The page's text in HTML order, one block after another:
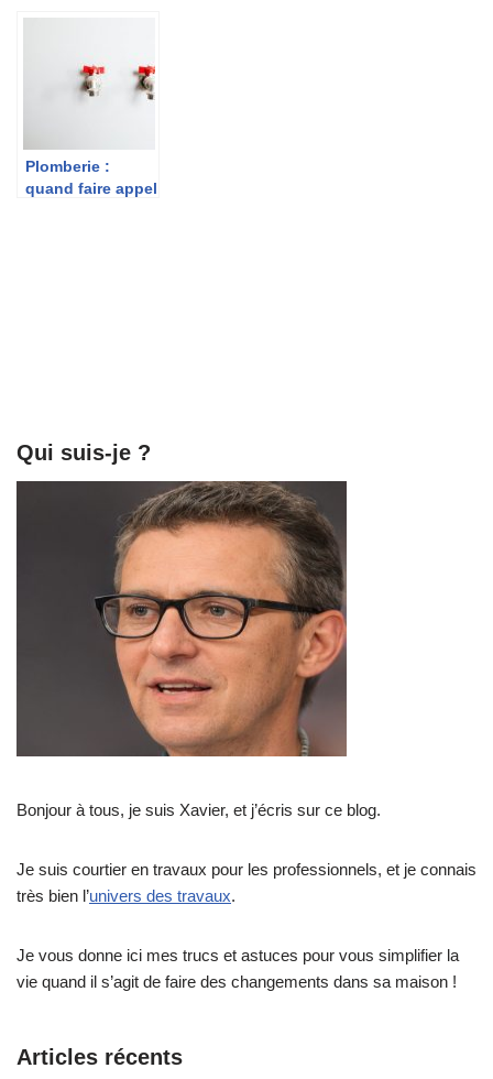
Plomberie :
quand faire appel
Qui suis-je ?
Bonjour à tous, je suis Xavier, et j’écris sur ce blog.
Je suis courtier en travaux pour les professionnels, et je connais
très bien l’univers des travaux.
Je vous donne ici mes trucs et astuces pour vous simplifier la
vie quand il s’agit de faire des changements dans sa maison !
Articles récents